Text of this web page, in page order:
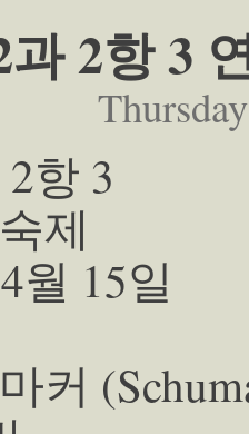
과 2항 3
항 3
제
월 15일
커